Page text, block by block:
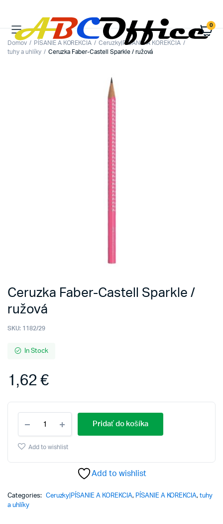
0
Domov PÍSANIE A KOREKCIA
Ceruzky|PÍSANIE A KOREKCIA
tuhy a uhlíky
Ceruzka Faber-Castell Sparkle / ružová
Ceruzka Faber-Castell Sparkle /
ružová
SKU: 1182/29
In Stock
1,62€
Faber-
Castell
Sparkle
ružová
Pridať do košíka
Add to wishlist
Add to wishlist
Categories: Ceruzky|PÍSANIE A KOREKCIA, PÍSANIE A KOREKCIA,tuhy
a uhlíky